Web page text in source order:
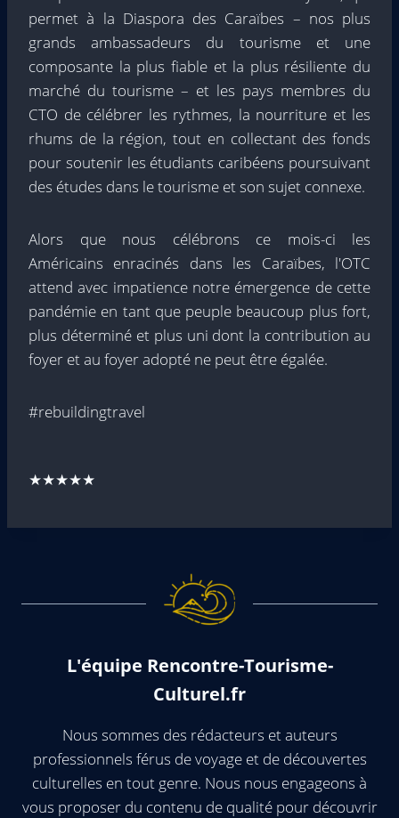
permet à la Diaspora des Caraïbes – nos plus
grands ambassadeurs du tourisme et une
composante la plus fiable et la plus résiliente du
marché du tourisme – et les pays membres du
CTO de célébrer les rythmes, la nourriture et les
rhums de la région, tout en collectant des fonds
pour soutenir les étudiants caribéens poursuivant
des études dans le tourisme et son sujet connexe.
Alors que nous célébrons ce mois-ci les
Américains enracinés dans les Caraïbes, l'OTC
attend avec impatience notre émergence de cette
pandémie en tant que peuple beaucoup plus fort,
plus déterminé et plus uni dont la contribution au
foyer et au foyer adopté ne peut être égalée.
#rebuildingtravel
★★★★★
L'équipe Rencontre-Tourisme-
Culturel.fr
Nous sommes des rédacteurs et auteurs
professionnels férus de voyage et de découvertes
culturelles en tout genre. Nous nous engageons à
vous proposer du contenu de qualité pour découvrir